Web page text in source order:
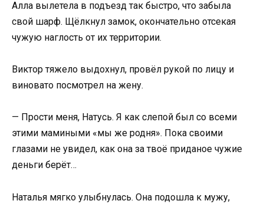
Алла вылетела в подъезд так быстро, что забыла
свой шарф. Щёлкнул замок, окончательно отсекая
чужую наглость от их территории.
Виктор тяжело выдохнул, провёл рукой по лицу и
виновато посмотрел на жену.
— Прости меня, Натусь. Я как слепой был со всеми
этими мамиными «мы же родня». Пока своими
глазами не увидел, как она за твоё приданое чужие
деньги берёт…
Наталья мягко улыбнулась. Она подошла к мужу,